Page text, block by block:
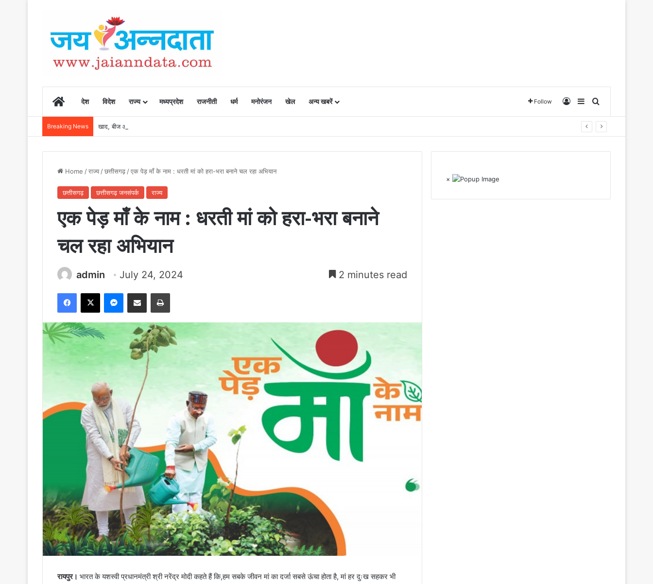
Homeदेश विदेश राज्य मध्यप्रदेश राजनीती धर्म मनोरंजन खेल अन्य खबरें Follow Log InSidebarSearch for
Breaking News खाद, बीज और उर्वरकों की समय पर उपलब्धता से किसानों में उत्साह, नैनो डीएपी और नैनो यूरिया बने किसानों के भरोसेमंद कृषि साथी…..
Home /राज्य/छत्तीसगढ़/एक पेड़ माँ के नाम : धरती मां को हरा-भरा बनाने चल रहा अभियान
छत्तीसगढ़ छत्तीसगढ़ जनसंपर्क राज्य
एक पेड़ माँ के नाम : धरती मां को हरा-भरा बनाने
चल रहा अभियान
admin July 24, 2024 2 minutes read
Facebook
X Messenger
Share via Email Print
रायपुर। भारत के यशस्वी प्रधानमंत्री श्री नरेंद्र मोदी कहते हैं कि,हम सबके जीवन मां का दर्जा सबसे ऊंचा होता है, मां हर दुःख सहकर भी
×